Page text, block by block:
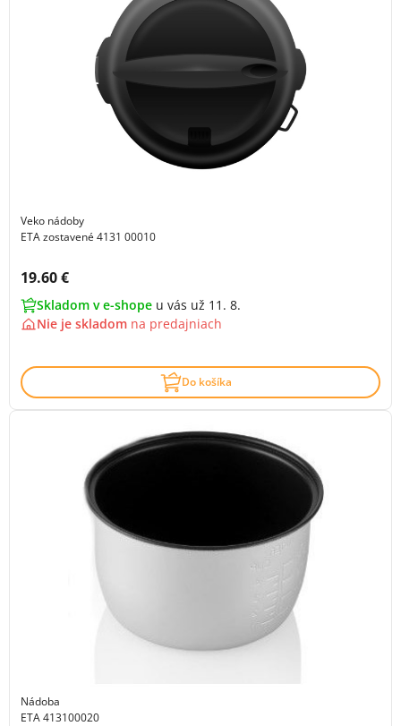
Veko nádoby
ETA zostavené 4131 00010
Cena s DPH:
19.60 €
Skladom v e-shope u vás už 11. 8.
Nie je skladom na predajniach
Do košíka
Nádoba
ETA 413100020